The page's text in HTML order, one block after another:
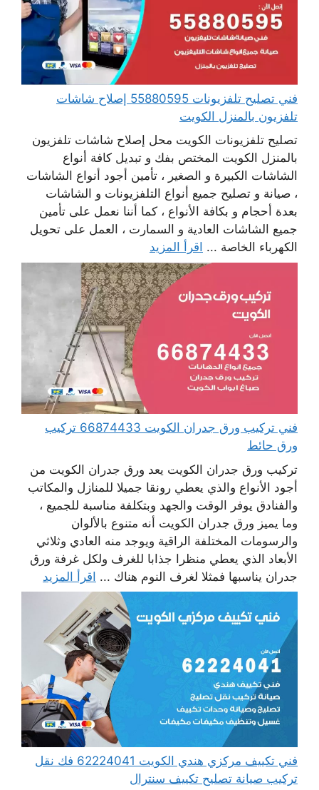
فني تصليح تلفزيونات 55880595 إصلاح شاشات
تلفزيون بالمنزل الكويت
تصليح تلفزيونات الكويت محل إصلاح شاشات تلفزيون
بالمنزل الكويت المختص بفك و تبديل كافة أنواع
الشاشات الكبيرة و الصغير ، تأمين أجود أنواع الشاشات
، صيانة و تصليح جميع أنواع التلفزيونات و الشاشات
بعدة أحجام و بكافة الأنواع ، كما أننا نعمل على تأمين
جميع الشاشات العادية و السمارت ، العمل على تحويل
الكهرباء الخاصة ... اقرأ المزيد
فني تركيب ورق جدران الكويت 66874433 تركيب
ورق حائط
تركيب ورق جدران الكويت يعد ورق جدران الكويت من
أجود الأنواع والذي يعطي رونقا جميلا للمنازل والمكاتب
والفنادق يوفر الوقت والجهد وبتكلفة مناسبة للجميع ،
وما يميز ورق جدران الكويت أنه متنوع بالألوان
والرسومات المختلفة الراقية ويوجد منه العادي وثلاثي
الأبعاد الذي يعطي منظرا جذابا للغرف ولكل غرفة ورق
جدران يناسبها فمثلا لغرف النوم هناك ... اقرأ المزيد
فني تكييف مركزي هندي الكويت 62224041 فك نقل
تركيب صيانة تصليح تكييف سنترال